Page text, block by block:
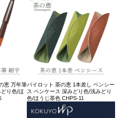
恵 万年筆
り色/ほ
パイロット 茶の恵 1本差し ペンシー
ス ペンケース 深みどり色/浅みどり
色/ほうじ茶色 CHPS-11